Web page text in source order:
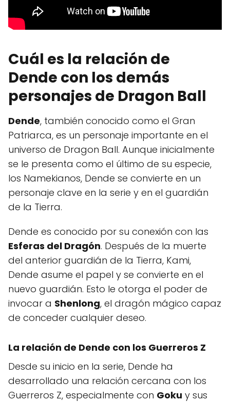
Cuál es la relación de
Dende con los demás
personajes de Dragon Ball
Dende, también conocido como el Gran
Patriarca, es un personaje importante en el
universo de Dragon Ball. Aunque inicialmente
se le presenta como el último de su especie,
los Namekianos, Dende se convierte en un
personaje clave en la serie y en el guardián
de la Tierra.
Dende es conocido por su conexión con las
Esferas del Dragón. Después de la muerte
del anterior guardián de la Tierra, Kami,
Dende asume el papel y se convierte en el
nuevo guardián. Esto le otorga el poder de
invocar a Shenlong, el dragón mágico capaz
de conceder cualquier deseo.
La relación de Dende con los Guerreros Z
Desde su inicio en la serie, Dende ha
desarrollado una relación cercana con los
Guerreros Z, especialmente con Goku y sus